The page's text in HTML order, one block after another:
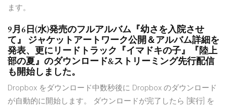
ます。
9月6日(水)発売のフルアルバム『幼さを入院させ
て』 ジャケットアートワーク公開＆アルバム詳細を
発表、更にリードトラック『イマドキの子』『陸上
部の夏』のダウンロード&ストリーミング先行配信
も開始しました。
Dropbox をダウンロード中数秒後に Dropbox のダウンロード
が自動的に開始します。 ダウンロードが完了したら [実行] を